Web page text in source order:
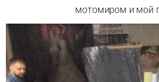
мотомиром и мой